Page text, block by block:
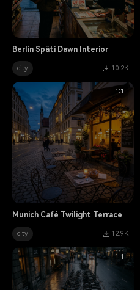
Berlin Späti Dawn Interior
city 10.2K
1:1
Munich Café Twilight Terrace
city 12.9K
1:1